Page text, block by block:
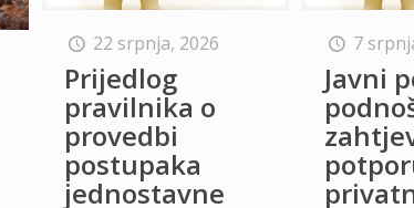
22 srpnja, 2026
Prijedlog
pravilnika o
provedbi
postupaka
jednostavne
7
Javni